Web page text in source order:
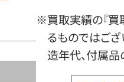
※買取実績の『買
るものではござ
造年代、付属品